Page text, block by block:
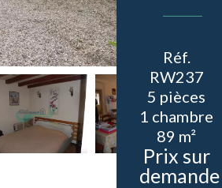
Réf.
RW237
5 pièces
1 chambre
89 m²
Prix sur
demande